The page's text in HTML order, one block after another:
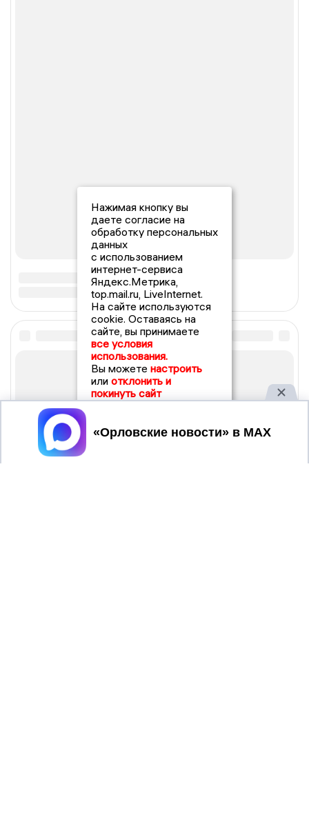
Нажимая кнопку вы
даете согласие на
обработку персональных
данных
с использованием
интернет-сервиса
Яндекс.Метрика,
top.mail.ru, LiveInternet.
На сайте используются
cookie. Оставаясь на
сайте, вы принимаете
все условия
использования.
Вы можете настроить
или отклонить и
покинуть сайт
Принять